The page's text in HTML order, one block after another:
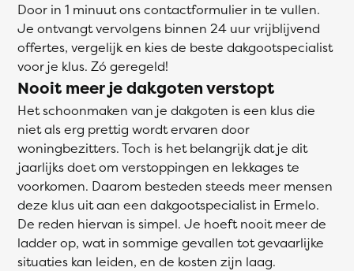
Door in 1 minuut ons contactformulier in te vullen.
Je ontvangt vervolgens binnen 24 uur vrijblijvend
offertes, vergelijk en kies de beste dakgootspecialist
voor je klus. Zó geregeld!
Nooit meer je dakgoten verstopt
Het schoonmaken van je dakgoten is een klus die
niet als erg prettig wordt ervaren door
woningbezitters. Toch is het belangrijk dat je dit
jaarlijks doet om verstoppingen en lekkages te
voorkomen. Daarom besteden steeds meer mensen
deze klus uit aan een dakgootspecialist in Ermelo.
De reden hiervan is simpel. Je hoeft nooit meer de
ladder op, wat in sommige gevallen tot gevaarlijke
situaties kan leiden, en de kosten zijn laag.